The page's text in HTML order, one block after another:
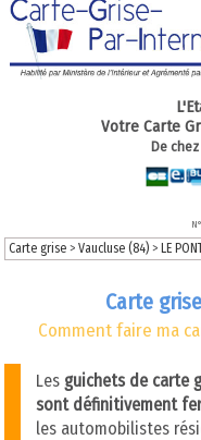
Votre Carte
De
Carte grise >Vaucluse (84)> LE
Carte
Comment faire ma
Les guichets de carte
sont définitivement
les automobilistes